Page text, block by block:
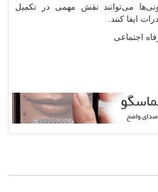
می‌توانند نقش مهمی در تکمیل
ایفا کنند.
اجتماعی